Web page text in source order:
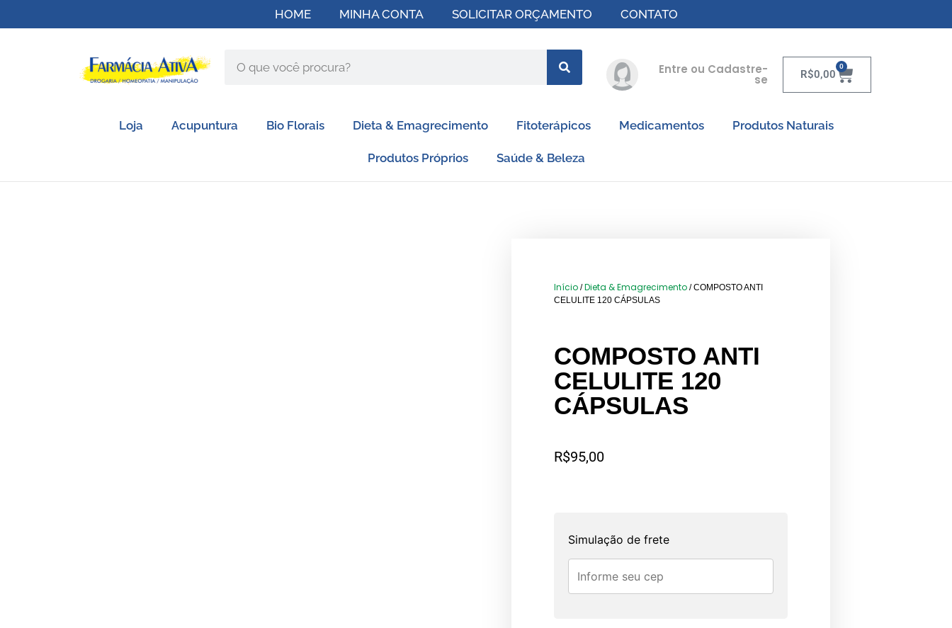
HOME MINHA CONTA SOLICITAR ORÇAMENTO CONTATO
Entre ou Cadastre-
se R$0,00
0
Loja Acupuntura Bio Florais Dieta & Emagrecimento Fitoterápicos Medicamentos Produtos Naturais
Produtos Próprios Saúde & Beleza
Início /Dieta & Emagrecimento / COMPOSTO ANTI
CELULITE 120 CÁPSULAS
COMPOSTO ANTI
CELULITE 120
CÁPSULAS
R$95,00
Simulação de frete